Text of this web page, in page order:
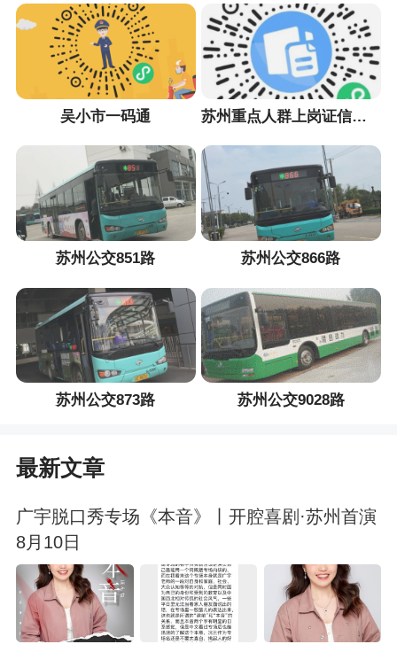
吴小市一码通 苏州重点人群上岗证信息采集小程序
苏州公交851路 苏州公交866路
苏州公交873路 苏州公交9028路
最新文章
广宇脱口秀专场《本音》丨开腔喜剧·苏州首演
8月10日